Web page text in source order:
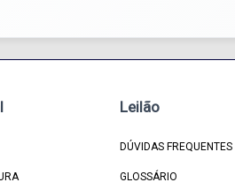
Leilão
DÚVIDAS FREQUENTES
GLOSSÁRIO